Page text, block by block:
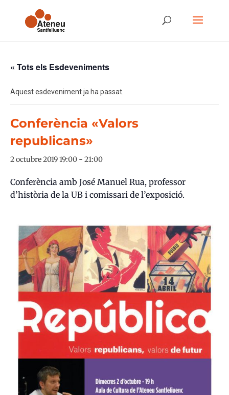
« Tots els Esdeveniments
Aquest esdeveniment ja ha passat.
Conferència «Valors
republicans»
2 octubre 2019 19:00 - 21:00
Conferència amb José Manuel Rua, professor
d’història de la UB i comissari de l’exposició.